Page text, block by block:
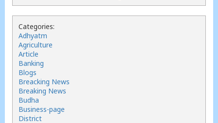
Categories:
Adhyatm
Agriculture
Article
Banking
Blogs
Breacking News
Breaking News
Budha
Business-page
District